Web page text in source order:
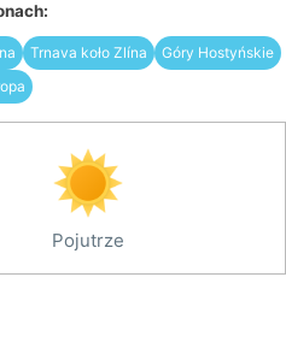
Trnava koło Zlína
Góry Hostyńskie
Pojutrze